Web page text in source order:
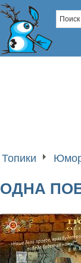
Топики
ОДНА